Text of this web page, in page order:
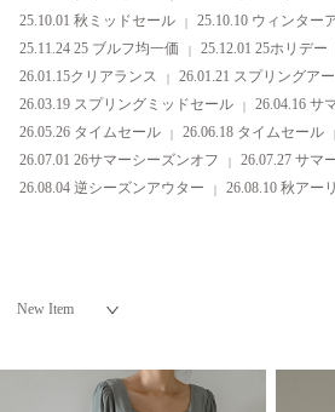
25.10.01 秋ミッドセール
25.10.10 ウィンター
25.11.24 25 ブルフ均一価
25.12.01 25ホリデー
26.01.15クリアランス
26.01.21 スプリングア
26.03.19 スプリングミッドセール
26.04.16 サ
26.05.26 タイムセール
26.06.18 タイムセール
26.07.01 26サマーシーズンオフ
26.07.27 サマ
26.08.04 逆シーズンアウター
26.08.10 秋アー